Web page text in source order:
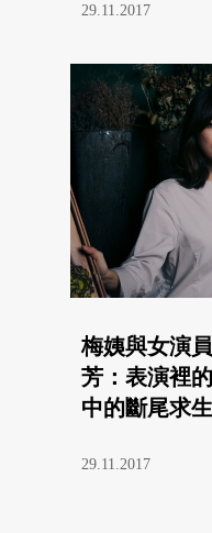
29.11.2017
梅姨與女演
芳：表演裡
中的斷尾求生
29.11.2017